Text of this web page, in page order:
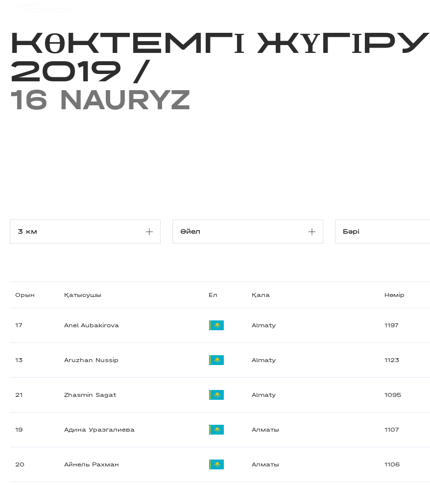
КӨКТЕМГІ ЖҮГІРУ
2019 /
16 NAURYZ
Орын Қатысушы Ел Қала Нөмір
17 Anel Aubakirova Almaty 1197
13 Aruzhan Nussip Almaty 1123
21 Zhasmin Sagat Almaty 1095
19 Адина Уразгалиева Алматы 1107
20 Айнель Рахман Алматы 1106